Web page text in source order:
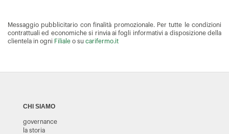
Messaggio pubblicitario con finalità promozionale. Per tutte le condizioni
contrattuali ed economiche si rinvia ai fogli informativi a disposizione della
clientela in ogni Filiale o su carifermo.it
CHI SIAMO
governance
la storia